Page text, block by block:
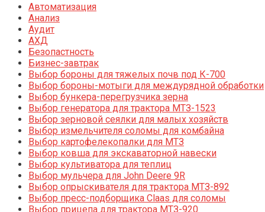
Автоматизация
Анализ
Аудит
АХД
Безопастность
Бизнес-завтрак
Выбор бороны для тяжелых почв под К-700
Выбор бороны-мотыги для междурядной обработки
Выбор бункера-перегрузчика зерна
Выбор генератора для трактора МТЗ-1523
Выбор зерновой сеялки для малых хозяйств
Выбор измельчителя соломы для комбайна
Выбор картофелекопалки для МТЗ
Выбор ковша для экскаваторной навески
Выбор культиватора для теплиц
Выбор мульчера для John Deere 9R
Выбор опрыскивателя для трактора МТЗ-892
Выбор пресс-подборщика Claas для соломы
Выбор прицепа для трактора МТЗ-920